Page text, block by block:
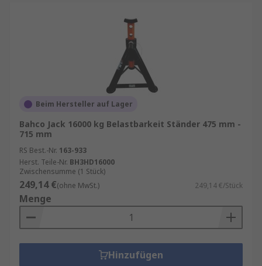
Beim Hersteller auf Lager
Bahco Jack 16000 kg Belastbarkeit Ständer 475 mm -
715 mm
RS Best.-Nr. 163-933
Herst. Teile-Nr. BH3HD16000
Zwischensumme (1 Stück)
249,14 €(ohne MwSt.) 249,14 €/Stück
Menge
Hinzufügen